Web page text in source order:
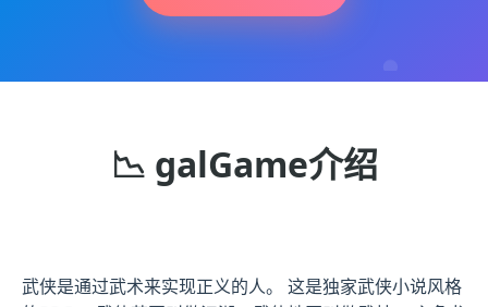
📉 galGame介绍
武侠是通过武术来实现正义的人。 这是独家武侠小说风格